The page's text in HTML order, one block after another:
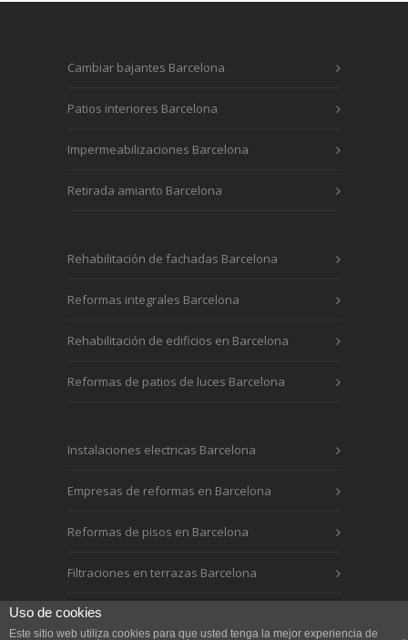
Cambiar bajantes Barcelona
Patios interiores Barcelona
Impermeabilizaciones Barcelona
Retirada amianto Barcelona
Rehabilitación de fachadas Barcelona
Reformas integrales Barcelona
Rehabilitación de edificios en Barcelona
Reformas de patios de luces Barcelona
Instalaciones electricas Barcelona
Empresas de reformas en Barcelona
Reformas de pisos en Barcelona
Filtraciones en terrazas Barcelona
Uso de cookies
Este sitio web utiliza cookies para que usted tenga la mejor experiencia de